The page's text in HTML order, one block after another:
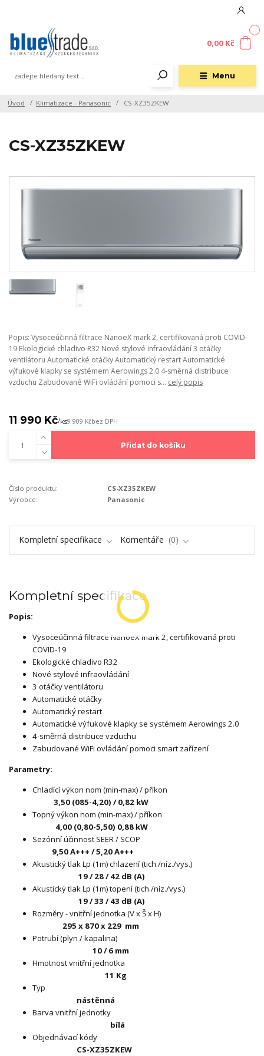
Menu
0,00 Kč
Úvod Klimatizace - Panasonic CS-XZ35ZKEW
CS-XZ35ZKEW
Popis: Vysoceúčinná filtrace NanoeX mark 2, certifikovaná proti COVID-
19 Ekologické chladivo R32 Nové stylové infraovládání 3 otáčky
ventilátoru Automatické otáčky Automatický restart Automatické
výfukové klapky se systémem Aerowings 2.0 4-směrná distribuce
vzduchu Zabudované WiFi ovládání pomoci s... celý popis
11 990 Kč/ks9 909 Kčbez DPH
Přidat do košíku
Číslo produktu:
CS-XZ35ZKEW
Výrobce:
Panasonic
Kompletní specifikace Komentáře 0
Kompletní specifikace
Popis:
Vysoceúčinná filtrace NanoeX mark 2, certifikovaná proti
COVID-19
Ekologické chladivo R32
Nové stylové infraovládání
3 otáčky ventilátoru
Automatické otáčky
Automatický restart
Automatické výfukové klapky se systémem Aerowings 2.0
4-směrná distribuce vzduchu
Zabudované WiFi ovládání pomoci smart zařízení
Parametry:
Chladící výkon nom (min-max) / příkon
3,50 (085-4,20) / 0,82 kW
Topný výkon nom (min-max) / příkon
4,00 (0,80-5,50) 0,88 kW
Sezónní účinnost SEER / SCOP
9,50 A+++ / 5,20 A+++
Akustický tlak Lp (1m) chlazení (tich./níz./vys.)
19 / 28 / 42 dB (A)
Akustický tlak Lp (1m) topení (tich./níz./vys.)
19 / 33 / 43 dB (A)
Rozměry - vnitřní jednotka (V x Š x H)
295 x 870 x 229 mm
Potrubí (plyn / kapalina)
10 / 6 mm
Hmotnost vnitřní jednotka
11 Kg
Typ
nástěnná
Barva vnitřní jednotky
bílá
Objednávací kódy
CS-XZ35ZKEW